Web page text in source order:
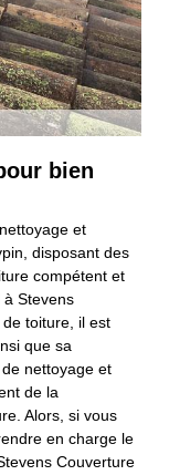
bien
et
disposant des
compétent et
Stevens
toiture, il est
que sa
nettoyage et
de la
Alors, si vous
en charge le
Couverture